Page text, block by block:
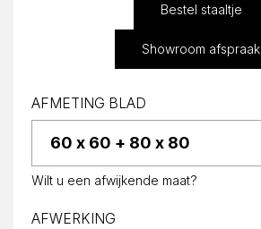
Bestel staaltje
Showroom afspraak
AFMETING BLAD
Wilt u een afwijkende maat?
AFWERKING